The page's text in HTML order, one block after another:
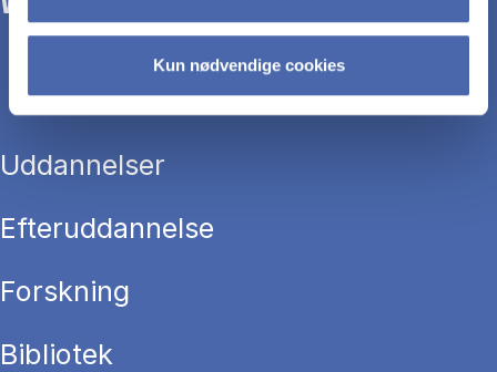
Kun nødvendige cookies
Uddannelser
Efteruddannelse
Forskning
Bibliotek